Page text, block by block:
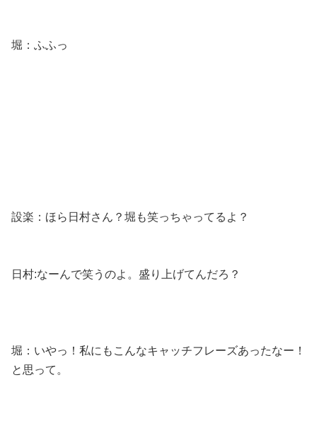
堀：ふふっ
設楽：ほら日村さん？堀も笑っちゃってるよ？
日村:なーんで笑うのよ。盛り上げてんだろ？
堀：いやっ！私にもこんなキャッチフレーズあったなー！
と思って。